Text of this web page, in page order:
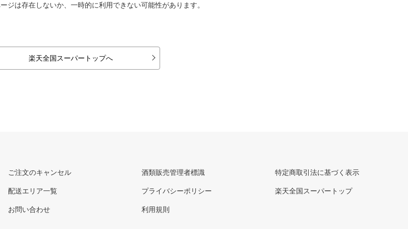
ジは存在しないか、一時的に利用できない可能性があります。
楽天全国スーパートップへ
ご注文のキャンセル
配送エリア一覧
お問い合わせ
酒類販売管理者標識
プライバシーポリシー
利用規則
特定商取引法に基づく表示
楽天全国スーパートップ